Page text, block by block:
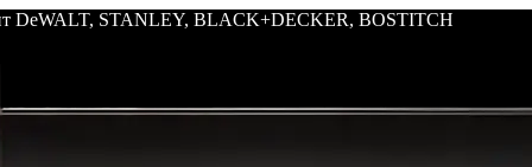
DeWALT, STANLEY, BLACK+DECKER, BOSTITCH